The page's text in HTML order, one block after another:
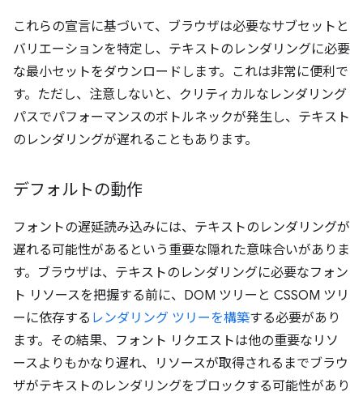
これらの宣言に基づいて、ブラウザは必要なサブセットと
バリエーションを特定し、テキストのレンダリングに必要
な最小セットをダウンロードします。これは非常に便利で
す。ただし、注意しないと、クリティカルなレンダリング
パスでパフォーマンスのボトルネックが発生し、テキスト
のレンダリングが遅れることもあります。
デフォルトの動作
フォントの遅延読み込みには、テキストのレンダリングが
遅れる可能性があるという重要な隠れた意味合いがありま
す。ブラウザは、テキストのレンダリングに必要なフォン
ト リソースを把握する前に、DOM ツリーと CSSOM ツリ
ーに依存する レンダリング ツリーを構築する必要があり
ます。その結果、フォント リクエストは他の重要なリソ
ースよりもかなり遅れ、リソースが取得されるまでブラウ
ザがテキストのレンダリングをブロックする可能性があり